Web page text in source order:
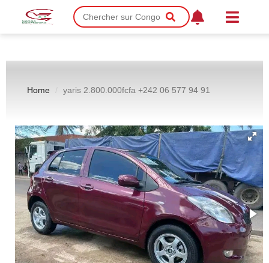
Home yaris 2.800.000fcfa +242 06 577 94 91